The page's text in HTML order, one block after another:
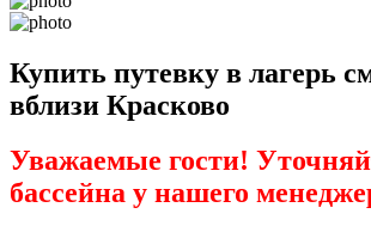
Купить путевку в лагерь
вблизи Красково
Уважаемые гости!
бассейна у нашего